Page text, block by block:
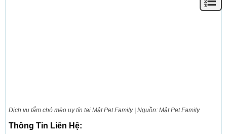
Dịch vụ tắm chó mèo uy tín tại Mật Pet Family | Nguồn: Mật Pet Family
Thông Tin Liên Hệ: